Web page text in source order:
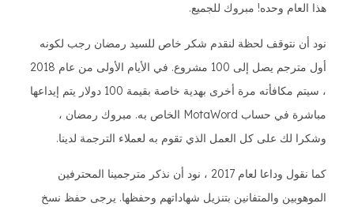
هذا العام وحده! مبروك للجميع.
نود أن نتوقف لحظة لنقدم شكر خاص للسيد رمضان رجب لكونه
أول مترجم يصل إلى 100 مشروع. في الأيام الأولى من عام 2018
، سيتم مكافأته مرة أخرى بهدية خاصة بقيمة 100 دولار يتم إيداعها
مباشرة في حساب MotaWord الخاص به. مبروك رمضان ،
وشكرا لك على كل العمل الذي تقوم به لعملاء الترجمة لدينا.
كما نقول وداعا لعام 2017 ، نود أن نذكر مترجمينا المحترفين
الموهوبين والمتفانين بتنزيل شهاداتهم وحفظها. يرجى حفظ نسخ